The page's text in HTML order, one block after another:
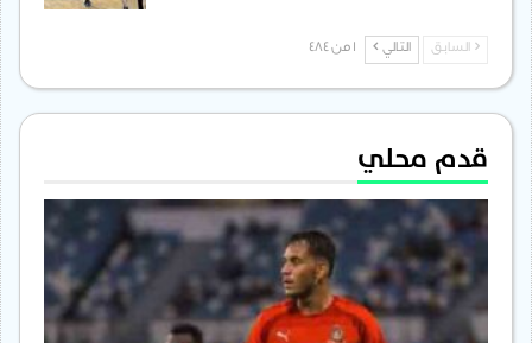
السابق التالي
قدم محلي